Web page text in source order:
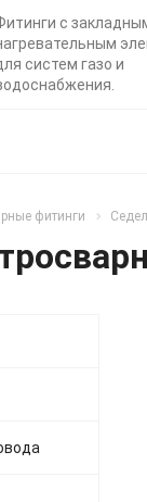
с
систем газо и
фитинги